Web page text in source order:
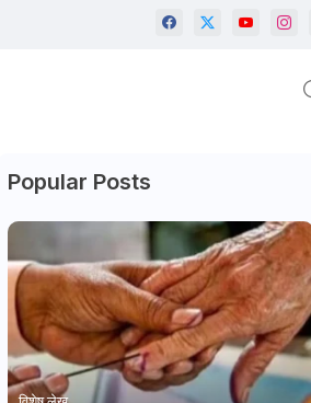
Popular Posts